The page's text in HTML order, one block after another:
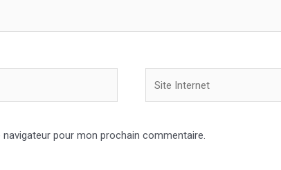
pour mon prochain commentaire.